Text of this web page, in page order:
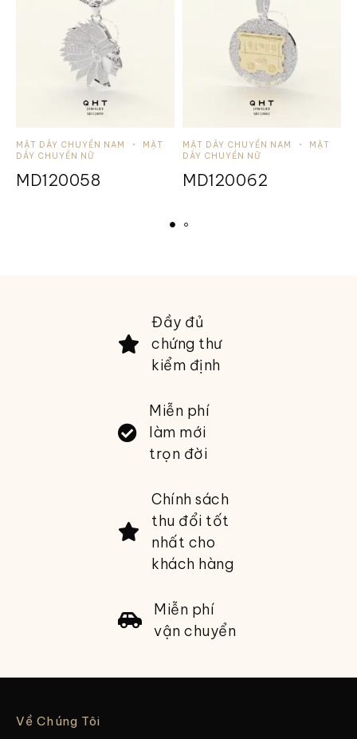
MẶT DÂY CHUYỀN NAM
MẶT
DÂY CHUYỀN NỮ
MD120058
MẶT DÂY CHUYỀN NAM
MẶT
DÂY CHUYỀN NỮ
MD120062
Đầy đủ
chứng thư
kiểm định
Miễn phí
làm mới
trọn đời
Chính sách
thu đổi tốt
nhất cho
khách hàng
Miễn phí
vận chuyển
Về Chúng Tôi